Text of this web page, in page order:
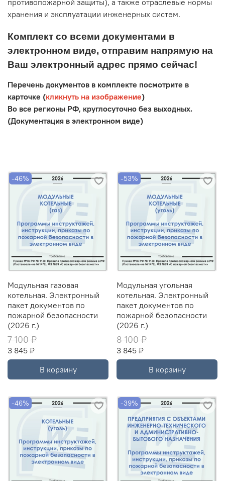
противопожарной защиты), а также отраслевые нормы
хранения и эксплуатации инженерных систем.
Комплект со всеми документами в
электронном виде, отправим напрямую на
Ваш электронный адрес прямо сейчас!
Перечень документов в комплекте посмотрите в
карточке (кликнуть на изображение)
Во все регионы РФ, круглосуточно без выходных.
(Документация в электронном виде)
-46%
Модульная газовая
котельная. Электронный
пакет документов по
пожарной безопасности
(2026 г.)
7 100 ₽
3 845 ₽
В корзину
-53%
Модульная угольная
котельная. Электронный
пакет документов по
пожарной безопасности
(2026 г.)
8 100 ₽
3 845 ₽
В корзину
-46% -39%